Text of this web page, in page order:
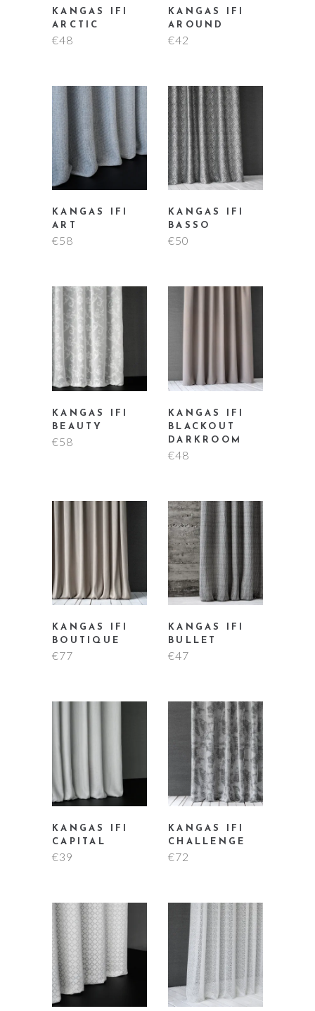
KANGAS IFI
ARCTIC
€48
KANGAS IFI
AROUND
€42
KANGAS IFI
ART
€58
KANGAS IFI
BASSO
€50
KANGAS IFI
BEAUTY
€58
KANGAS IFI
BLACKOUT
DARKROOM
€48
KANGAS IFI
BOUTIQUE
€77
KANGAS IFI
BULLET
€47
KANGAS IFI
CAPITAL
€39
KANGAS IFI
CHALLENGE
€72